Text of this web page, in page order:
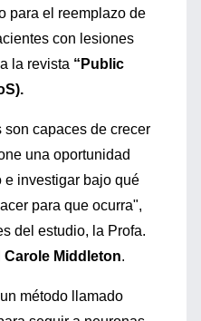
para el reemplazo de
con lesiones
la revista “Public
capaces de crecer
una oportunidad
e investigar bajo qué
para que ocurra",
del estudio, la Profa.
Carole Middleton.
método llamado